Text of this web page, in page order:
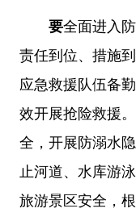
要全面进入
责任到位、措施到
应急救援队伍备
效开展抢险救援。
全，开展防溺水
止河道、水库游
旅游景区安全，